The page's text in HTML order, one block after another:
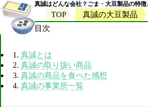
真誠はどんな会社？ごま・大豆製品の特
TOP
真誠の大豆製品
目次
1. 真誠とは
2. 真誠の取り扱い商品
3. 真誠の商品を食べた感想
4. 真誠の事業所一覧